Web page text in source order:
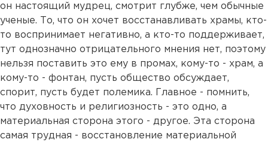
он настоящий мудрец, смотрит глубже, чем обычные
ученые. То, что он хочет восстанавливать храмы, кто-
то воспринимает негативно, а кто-то поддерживает,
тут однозначно отрицательного мнения нет, поэтому
нельзя поставить это ему в промах, кому-то - храм, а
кому-то - фонтан, пусть общество обсуждает,
спорит, пусть будет полемика. Главное - помнить,
что духовность и религиозность - это одно, а
материальная сторона этого - другое. Эта сторона
самая трудная - восстановление материальной